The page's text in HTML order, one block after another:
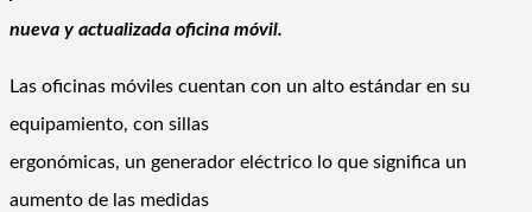
nueva y actualizada oficina móvil.
Las oficinas móviles cuentan con un alto estándar en su
equipamiento, con sillas
ergonómicas, un generador eléctrico lo que significa un
aumento de las medidas